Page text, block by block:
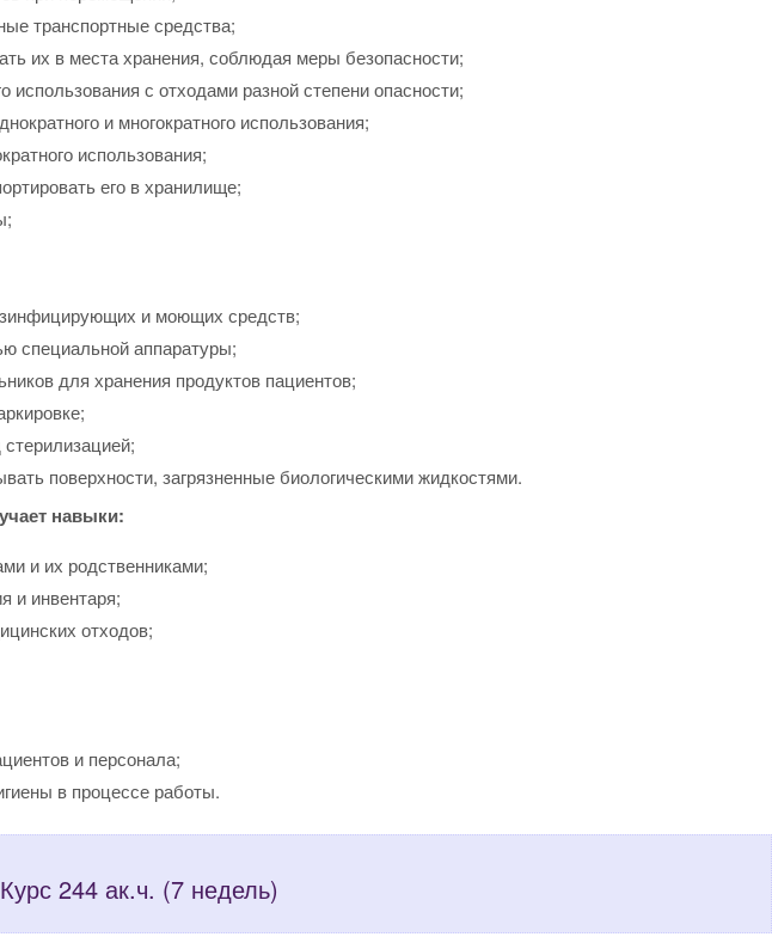
транспортные средства;
их в места хранения, соблюдая меры безопасности;
использования с отходами разной степени опасности;
и многократного использования;
использования;
его в хранилище;
и моющих средств;
специальной аппаратуры;
для хранения продуктов пациентов;
поверхности, загрязненные биологическими жидкостями.
навыки:
и их родственниками;
и инвентаря;
отходов;
и персонала;
в процессе работы.
Курс 244 ак.ч. (7 недель)